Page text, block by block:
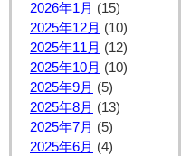
2026年1月 (15)
2025年12月 (10)
2025年11月 (12)
2025年10月 (10)
2025年9月 (5)
2025年8月 (13)
2025年7月 (5)
2025年6月 (4)